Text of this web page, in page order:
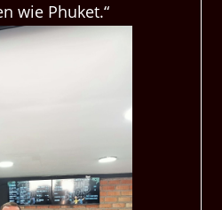
wie Phuket.“